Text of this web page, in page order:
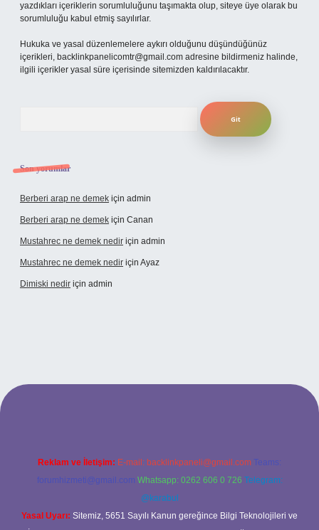
yazdıkları içeriklerin sorumluluğunu taşımakta olup, siteye üye olarak bu
sorumluluğu kabul etmiş sayılırlar.
Hukuka ve yasal düzenlemelere aykırı olduğunu düşündüğünüz
içerikleri, backlinkpanelicomtr@gmail.com adresine bildirmeniz halinde,
ilgili içerikler yasal süre içerisinde sitemizden kaldırılacaktır.
Son yorumlar
Berberi arap ne demek için admin
Berberi arap ne demek için Canan
Mustahrec ne demek nedir için admin
Mustahrec ne demek nedir için Ayaz
Dimiski nedir için admin
adresi
Reklam ve İletişim: E-mail: backlinkpaneli@gmail.com Teams:
forumhizmeti@gmail.com Whatsapp: 0262 606 0 726 Telegram:
@karabul
Yasal Uyarı: Sitemiz, 5651 Sayılı Kanun gereğince Bilgi Teknolojileri ve